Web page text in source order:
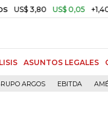
US$ 0,05 +1,40%
ASUNTOS LEGALES
ARGOS EBITDA